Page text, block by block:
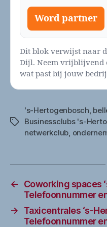
Word partner
Dit blok verwijst naar
Dijl. Neem vrijblijvend
wat past bij jouw
Tags
's-Hertogenbosch,
Businessclubs 's-
netwerkclub,
←
Coworking spaces
Telefoonnummer
→
Taxicentrales ‘s-
Telefoonnummer